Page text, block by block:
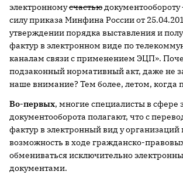
электронномусчастьюдокументообороту
силу приказа Минфина России от
утверждении порядка выставления и
фактур в электронном виде по
каналам связи с применением ЭЦП».
подзаконный нормативный акт, даже не
наше внимание? Тем более, летом, когда
Во-первых, многие специалисты в сфере
документооборота полагают, что с
фактур в электронный вид у организаций
возможность в ходе гражданско-
обмениваться исключительно
документами.